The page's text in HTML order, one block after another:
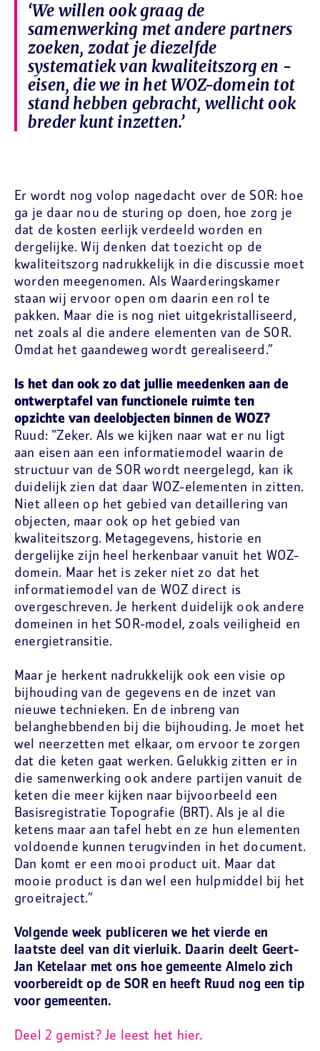
‘We willen ook graag de
samenwerking met andere partners
zoeken, zodat je diezelfde
systematiek van kwaliteitszorg en -
eisen, die we in het WOZ-domein tot
stand hebben gebracht, wellicht ook
breder kunt inzetten.’
Er wordt nog volop nagedacht over de SOR: hoe
ga je daar nou de sturing op doen, hoe zorg je
dat de kosten eerlijk verdeeld worden en
dergelijke. Wij denken dat toezicht op de
kwaliteitszorg nadrukkelijk in die discussie moet
worden meegenomen. Als Waarderingskamer
staan wij ervoor open om daarin een rol te
pakken. Maar die is nog niet uitgekristalliseerd,
net zoals al die andere elementen van de SOR.
Omdat het gaandeweg wordt gerealiseerd.”
Is het dan ook zo dat jullie meedenken aan de
ontwerptafel van functionele ruimte ten
opzichte van deelobjecten binnen de WOZ?
Ruud: “Zeker. Als we kijken naar wat er nu ligt
aan eisen aan een informatiemodel waarin de
structuur van de SOR wordt neergelegd, kan ik
duidelijk zien dat daar WOZ-elementen in zitten.
Niet alleen op het gebied van detaillering van
objecten, maar ook op het gebied van
kwaliteitszorg. Metagegevens, historie en
dergelijke zijn heel herkenbaar vanuit het WOZ-
domein. Maar het is zeker niet zo dat het
informatiemodel van de WOZ direct is
overgeschreven. Je herkent duidelijk ook andere
domeinen in het SOR-model, zoals veiligheid en
energietransitie.
Maar je herkent nadrukkelijk ook een visie op
bijhouding van de gegevens en de inzet van
nieuwe technieken. En de inbreng van
belanghebbenden bij die bijhouding. Je moet het
wel neerzetten met elkaar, om ervoor te zorgen
dat die keten gaat werken. Gelukkig zitten er in
die samenwerking ook andere partijen vanuit de
keten die meer kijken naar bijvoorbeeld een
Basisregistratie Topografie (BRT). Als je al die
ketens maar aan tafel hebt en ze hun elementen
voldoende kunnen terugvinden in het document.
Dan komt er een mooi product uit. Maar dat
mooie product is dan wel een hulpmiddel bij het
groeitraject.”
Volgende week publiceren we het vierde en
laatste deel van dit vierluik. Daarin deelt Geert-
Jan Ketelaar met ons hoe gemeente Almelo zich
voorbereidt op de SOR en heeft Ruud nog een tip
voor gemeenten.
Deel 2 gemist? Je leest het hier.